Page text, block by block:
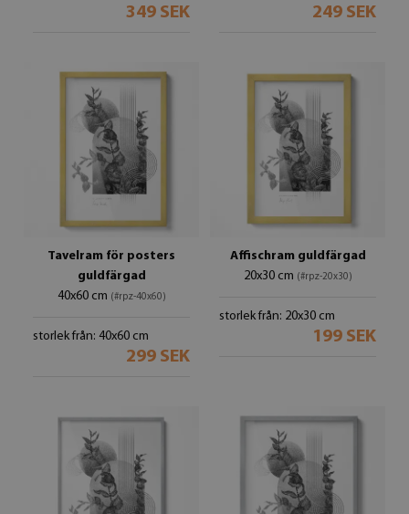
349 SEK 249 SEK
Tavelram för posters
guldfärgad
40x60 cm (#rpz-40x60)
storlek från: 40x60 cm
299 SEK
Affischram guldfärgad
20x30 cm (#rpz-20x30)
storlek från: 20x30 cm
199 SEK